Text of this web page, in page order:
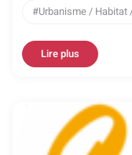
Urbanisme /
Lire plus